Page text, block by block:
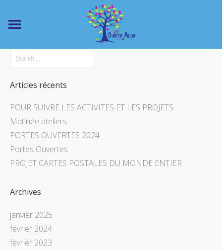
Articles récents
POUR SUIVRE LES ACTIVITES ET LES PROJETS
Matinée ateliers
PORTES OUVERTES 2024
Portes Ouvertes
PROJET CARTES POSTALES DU MONDE ENTIER
Archives
janvier 2025
février 2024
février 2023